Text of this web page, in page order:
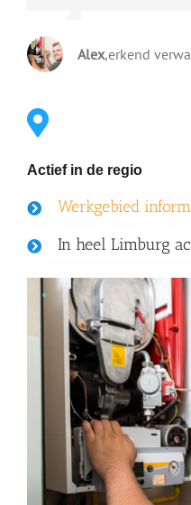
Alex,erkend
Actief in de regio
Werkgebied
In heel Limburg